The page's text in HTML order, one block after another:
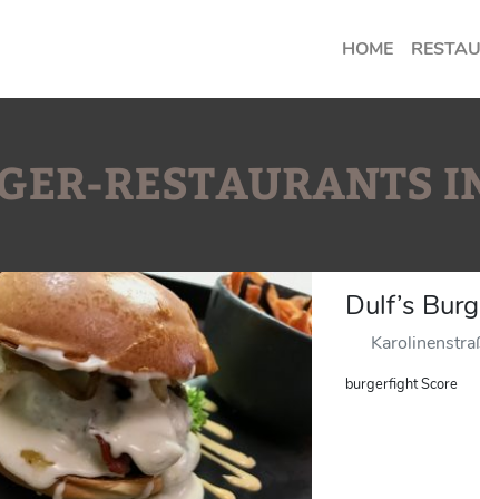
HOME
RESTAURANTS
Dulf’s
burgerfight Score